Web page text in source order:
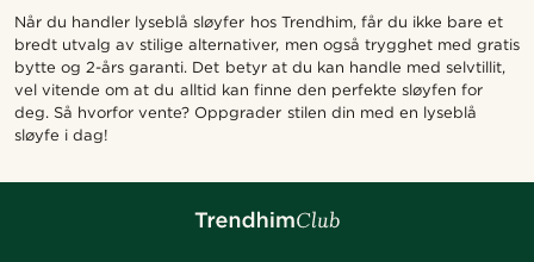
Når du handler lyseblå sløyfer hos Trendhim, får du ikke bare et
bredt utvalg av stilige alternativer, men også trygghet med gratis
bytte og 2-års garanti. Det betyr at du kan handle med selvtillit,
vel vitende om at du alltid kan finne den perfekte sløyfen for
deg. Så hvorfor vente? Oppgrader stilen din med en lyseblå
sløyfe i dag!